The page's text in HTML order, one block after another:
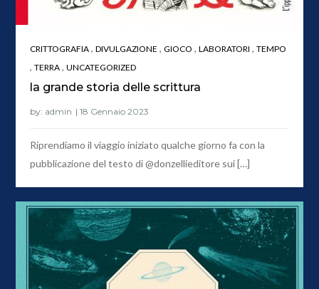
CRITTOGRAFIA ,DIVULGAZIONE ,GIOCO ,LABORATORI ,TEMPO
,TERRA ,UNCATEGORIZED
la grande storia delle scrittura
by: admin
Riprendiamo il viaggio iniziato qualche giorno fa con la
pubblicazione del testo di @donzellieditore sui […]